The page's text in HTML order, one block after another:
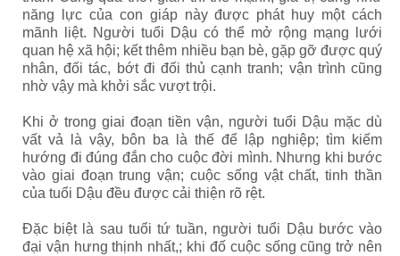
năng lực của con giáp này được phát huy một cách
mãnh liệt. Người tuổi Dậu có thể mở rộng mạng lưới
quan hệ xã hội; kết thêm nhiều bạn bè, gặp gỡ được quý
nhân, đối tác, bớt đi đối thủ cạnh tranh; vận trình cũng
nhờ vậy mà khởi sắc vượt trội.
Khi ở trong giai đoạn tiền vận, người tuổi Dậu mặc dù
vất vả là vậy, bôn ba là thế để lập nghiệp; tìm kiếm
hướng đi đúng đắn cho cuộc đời mình. Nhưng khi bước
vào giai đoạn trung vận; cuộc sống vật chất, tinh thần
của tuổi Dậu đều được cải thiện rõ rệt.
Đặc biệt là sau tuổi tứ tuần, người tuổi Dậu bước vào
đại vận hưng thịnh nhất,; khi đố cuộc sống cũng trở nên